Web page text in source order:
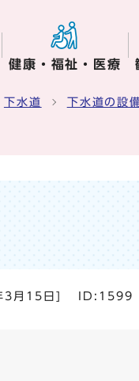
健康・福祉・医療
下水道 下水道の設
月15日 ID:1599